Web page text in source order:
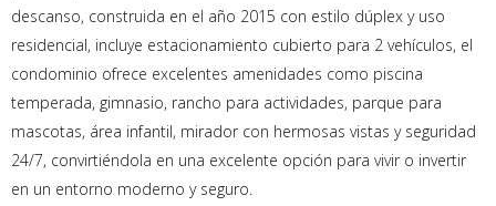
descanso, construida en el año 2015 con estilo dúplex y uso
residencial, incluye estacionamiento cubierto para 2 vehículos, el
condominio ofrece excelentes amenidades como piscina
temperada, gimnasio, rancho para actividades, parque para
mascotas, área infantil, mirador con hermosas vistas y seguridad
24/7, convirtiéndola en una excelente opción para vivir o invertir
en un entorno moderno y seguro.